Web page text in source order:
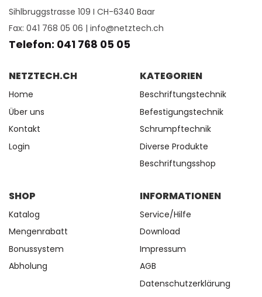
Sihlbruggstrasse 109 I CH-6340 Baar
Fax: 041 768 05 06 | info@netztech.ch
Telefon: 041 768 05 05
NETZTECH.CH
Home
Über uns
Kontakt
Login
KATEGORIEN
Beschriftungstechnik
Befestigungstechnik
Schrumpftechnik
Diverse Produkte
Beschriftungsshop
SHOP
Katalog
Mengenrabatt
Bonussystem
Abholung
INFORMATIONEN
Service/Hilfe
Download
Impressum
AGB
Datenschutzerklärung